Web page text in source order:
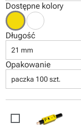
Dostępne kolory
Długość
21 mm
Opakowanie
paczka 100 szt.